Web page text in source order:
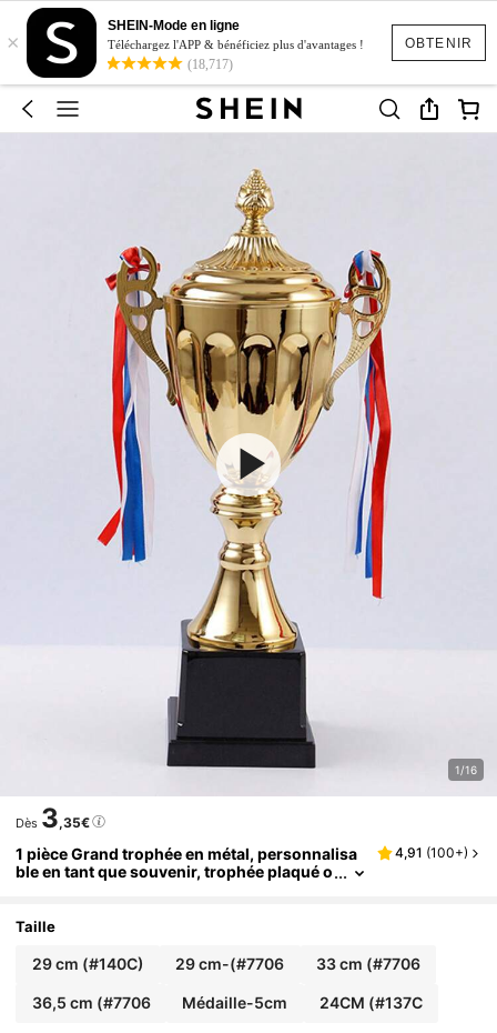
OBTENIR
×
SHEIN-Mode en ligne
Téléchargez l'APP & bénéficiez plus d'avantages !
(18,717)
1/16
Dès 3,35€
1 pièce Grand trophée en métal, personnalisa
ble en tant que souvenir, trophée plaqué o
4,91 (100+)
Taille
29 cm (#140C) 29 cm-(#7706 33 cm (#7706
36,5 cm (#7706 Médaille-5cm 24CM (#137C